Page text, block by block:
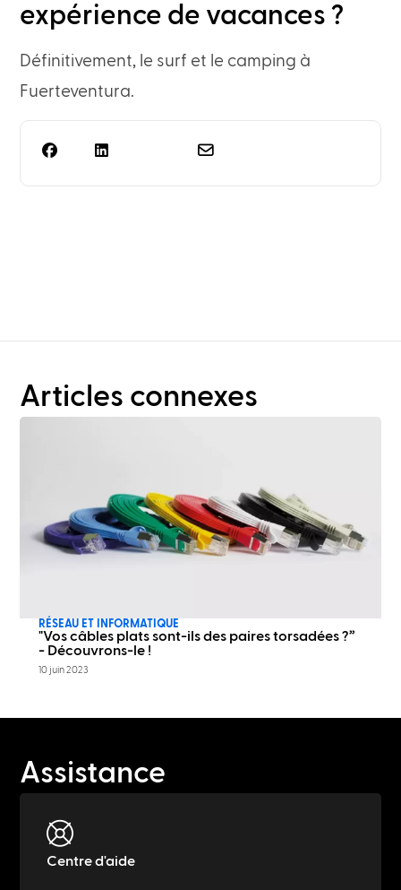
expérience de vacances ?
Définitivement, le surf et le camping à
Fuerteventura.
Articles connexes
RÉSEAU ET INFORMATIQUE
"Vos câbles plats sont-ils des paires torsadées ?”
- Découvrons-le !
10 juin 2023
Assistance
Centre d'aide